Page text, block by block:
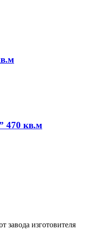
470 кв.м
завода изготовителя